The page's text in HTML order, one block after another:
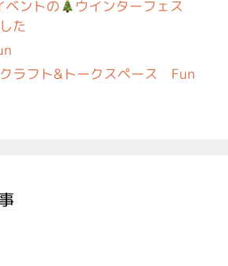
ントの
ウインターフェス
た
フト&トークスペース Fun